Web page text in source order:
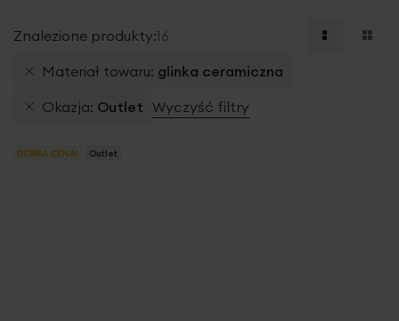
Znalezione produkty:16
Materiał towaru glinka ceramiczna
Okazja Outlet Wyczyść filtry
DOBRA CENA! Outlet